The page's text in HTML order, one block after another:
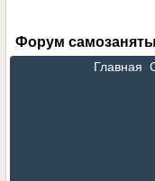
Форум
Главная